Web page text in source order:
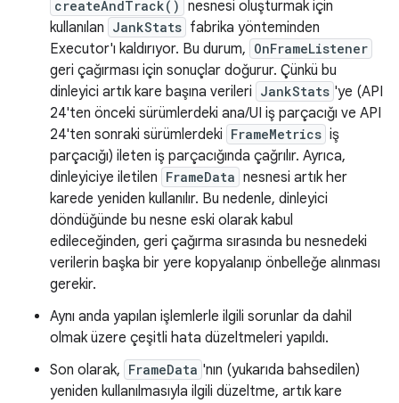
createAndTrack() nesnesi oluşturmak için
kullanılan JankStats fabrika yönteminden
Executor'ı kaldırıyor. Bu durum, OnFrameListener
geri çağırması için sonuçlar doğurur. Çünkü bu
dinleyici artık kare başına verileri JankStats 'ye (API
24'ten önceki sürümlerdeki ana/UI iş parçacığı ve API
24'ten sonraki sürümlerdeki FrameMetrics iş
parçacığı) ileten iş parçacığında çağrılır. Ayrıca,
dinleyiciye iletilen FrameData nesnesi artık her
karede yeniden kullanılır. Bu nedenle, dinleyici
döndüğünde bu nesne eski olarak kabul
edileceğinden, geri çağırma sırasında bu nesnedeki
verilerin başka bir yere kopyalanıp önbelleğe alınması
gerekir.
Aynı anda yapılan işlemlerle ilgili sorunlar da dahil
olmak üzere çeşitli hata düzeltmeleri yapıldı.
Son olarak, FrameData 'nın (yukarıda bahsedilen)
yeniden kullanılmasıyla ilgili düzeltme, artık kare